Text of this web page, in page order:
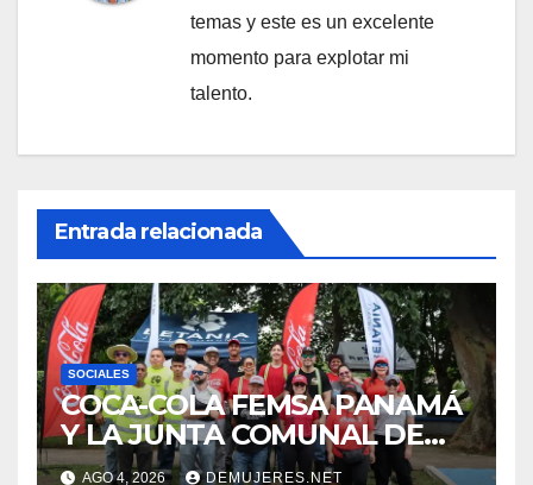
temas y este es un excelente
momento para explotar mi
talento.
Entrada relacionada
SOCIALES
COCA-COLA FEMSA PANAMÁ
Y LA JUNTA COMUNAL DE
BETANIA IMPULSAN
AGO 4, 2026 DEMUJERES.NET